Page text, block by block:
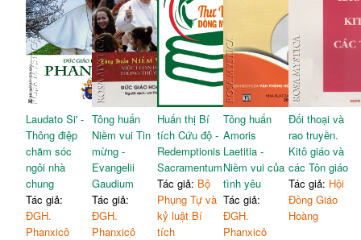
Laudato Si' -
Thông điệp
chăm sóc
ngôi nhà
chung
Tác giả:
ĐGH.
Phanxicô
Tông huấn
Niềm vui Tin
mừng -
Evangelii
Gaudium
Tác giả:
ĐGH.
Phanxicô
Huấn thị Bí
tích Cứu độ -
Redemptionis
Sacramentum
Tác giả: Bộ
Phụng Tự và
kỷ luật Bí
tích
Tông huấn
Amoris
Laetitia -
Niềm vui của
tình yêu
Tác giả:
ĐGH.
Phanxicô
Đối thoại và
rao truyền.
Kitô giáo và
các Tôn giáo
Tác giả: Hội
Đồng Giáo
Hoàng